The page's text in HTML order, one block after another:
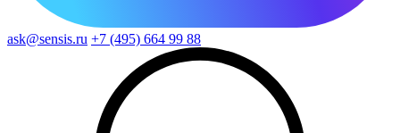
ask@sensis.ru +7 (495) 664 99 88